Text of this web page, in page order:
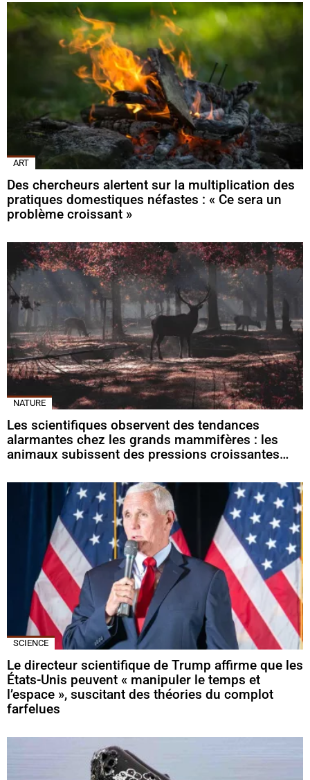
ART
Des chercheurs alertent sur la multiplication des
pratiques domestiques néfastes : « Ce sera un
problème croissant »
NATURE
Les scientifiques observent des tendances
alarmantes chez les grands mammifères : les
animaux subissent des pressions croissantes…
SCIENCE
Le directeur scientifique de Trump affirme que les
États-Unis peuvent « manipuler le temps et
l’espace », suscitant des théories du complot
farfelues